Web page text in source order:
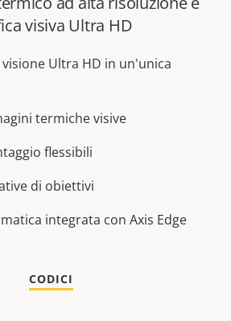
visiva Ultra HD
visione Ultra HD in un'unica
termiche visive
flessibili
di obiettivi
integrata con Axis Edge
CODICI